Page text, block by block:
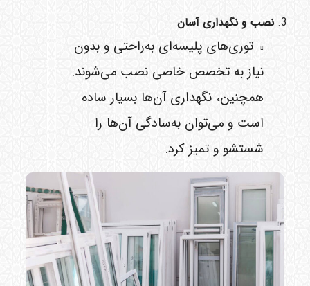
نصب و نگهداری آسان
توری‌های پلیسه‌ای به‌راحتی و بدون
نیاز به تخصص خاصی نصب می‌شوند.
همچنین، نگهداری آن‌ها بسیار ساده
است و می‌توان به‌سادگی آن‌ها را
شستشو و تمیز کرد.